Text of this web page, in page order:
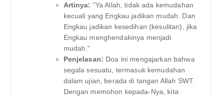
Artinya: “Ya Allah, tidak ada kemudahan
kecuali yang Engkau jadikan mudah. ​​Dan
Engkau jadikan kesedihan (kesulitan), jika
Engkau menghendakinya menjadi
mudah.”
Penjelasan: Doa ini mengajarkan bahwa
segala sesuatu, termasuk kemudahan
dalam ujian, berada di tangan Allah SWT.
Dengan memohon kepada-Nya, kita